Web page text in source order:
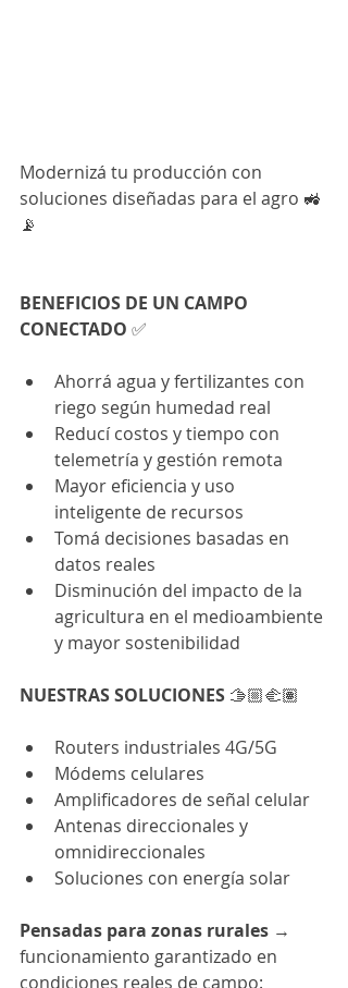
Modernizá tu producción con
soluciones diseñadas para el agro 🚜
📡
BENEFICIOS DE UN CAMPO
CONECTADO ✅
Ahorrá agua y fertilizantes con
riego según humedad real
Reducí costos y tiempo con
telemetría y gestión remota
Mayor eficiencia y uso
inteligente de recursos
Tomá decisiones basadas en
datos reales
Disminución del impacto de la
agricultura en el medioambiente
y mayor sostenibilidad
NUESTRAS SOLUCIONES 🫱🏼‍🫲🏽
Routers industriales 4G/5G
Módems celulares
Amplificadores de señal celular
Antenas direccionales y
omnidireccionales
Soluciones con energía solar
Pensadas para zonas rurales →
funcionamiento garantizado en
condiciones reales de campo: